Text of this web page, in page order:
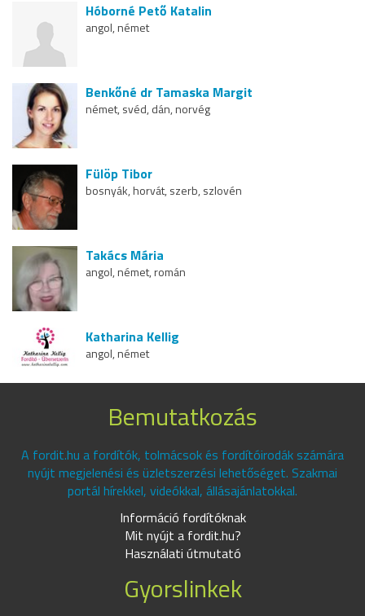
Hóborné Pető Katalin
angol, német
Benkőné dr Tamaska Margit
német, svéd, dán, norvég
Fülöp Tibor
bosnyák, horvát, szerb, szlovén
Takács Mária
angol, német, román
Katharina Kellig
angol, német
Bemutatkozás
A fordit.hu a fordítók, tolmácsok és fordítóirodák számára
nyújt megjelenési és üzletszerzési lehetőséget. Szakmai
portál hírekkel, videókkal, állásajánlatokkal.
Információ fordítóknak
Mit nyújt a fordit.hu?
Használati útmutató
Gyorslinkek